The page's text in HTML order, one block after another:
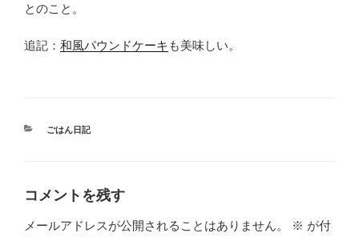
とのこと。
追記： 和風パウンドケーキ も美味しい。
カ
ごはん日記
コメントを残す
メールアドレスが公開されることはありません。 ※ が付